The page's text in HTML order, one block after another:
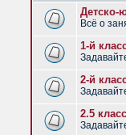
Детско-
Всё о
1-й
2-й
2.5 класс